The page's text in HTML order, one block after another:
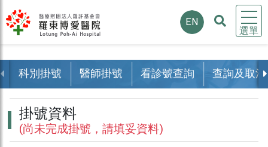
選單
EN
科別掛號 醫師掛號 看診號查詢 查詢及取消
掛號資料
(尚未完成掛號，請填妥資料)